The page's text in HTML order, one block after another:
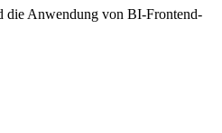
die Anwendung von BI-Frontend-